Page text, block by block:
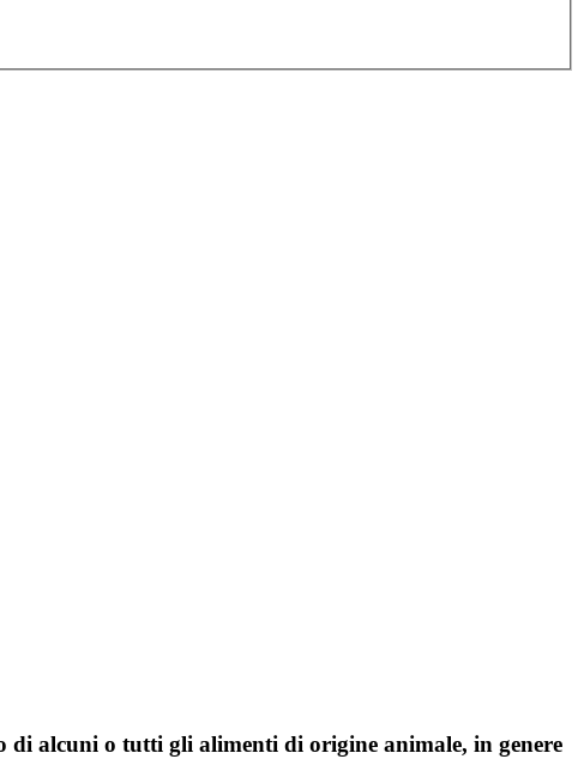
di alcuni o tutti gli alimenti di origine animale, in genere